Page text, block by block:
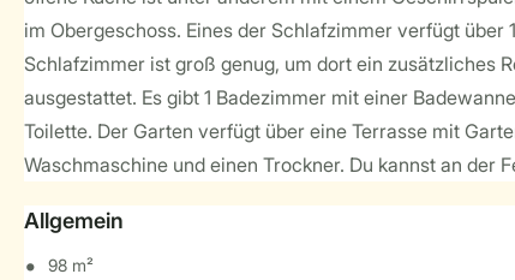
im Obergeschoss. Eines der Schlafzimmer verfügt
Schlafzimmer ist groß genug, um dort ein zusätzliches
ausgestattet. Es gibt 1 Badezimmer mit einer
Toilette. Der Garten verfügt über eine Terrasse mit
Waschmaschine und einen Trockner. Du kannst an der
Allgemein
98 m²